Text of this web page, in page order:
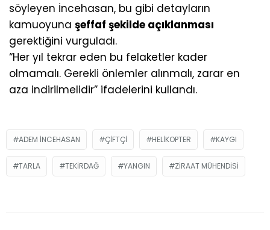
söyleyen İncehasan, bu gibi detayların
kamuoyuna şeffaf şekilde açıklanması
gerektiğini vurguladı.
“Her yıl tekrar eden bu felaketler kader
olmamalı. Gerekli önlemler alınmalı, zarar en
aza indirilmelidir” ifadelerini kullandı.
ADEM INCEHASAN ÇIFTÇI HELIKOPTER KAYGI
TARLA TEKIRDAĞ YANGIN ZIRAAT MÜHENDISI